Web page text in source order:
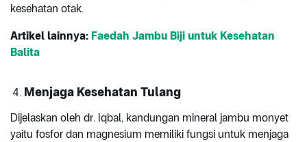
kesehatan otak.
Artikel lainnya: Faedah Jambu Biji untuk Kesehatan
Balita
Menjaga Kesehatan Tulang
Dijelaskan oleh dr. Iqbal, kandungan mineral jambu monyet
yaitu fosfor dan magnesium memiliki fungsi untuk menjaga